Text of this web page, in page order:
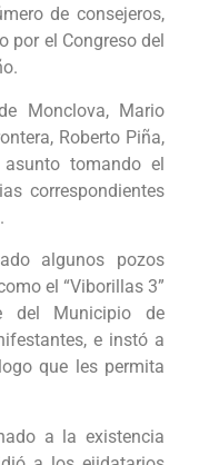
de consejeros,
por el Congreso del
Monclova, Mario
Roberto Piña,
tomando el
correspondientes
algunos pozos
el “Viborillas 3”
del Municipio de
e instó a
que les permita
a la existencia